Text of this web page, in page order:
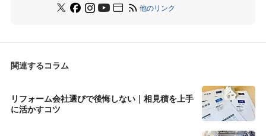
他のリンク
関連するコラム
リフォーム会社選びで後悔しない｜相見積を上手
に活かすコツ